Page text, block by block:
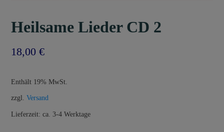
Heilsame Lieder CD 2
18,00 €
Enthält 19% MwSt.
zzgl. Versand
Lieferzeit: ca. 3-4 Werktage